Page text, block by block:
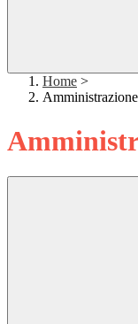
Home >